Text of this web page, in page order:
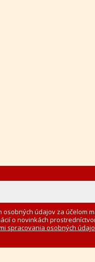
osobných údajov za účelom
o novinkách
spracovania osobných